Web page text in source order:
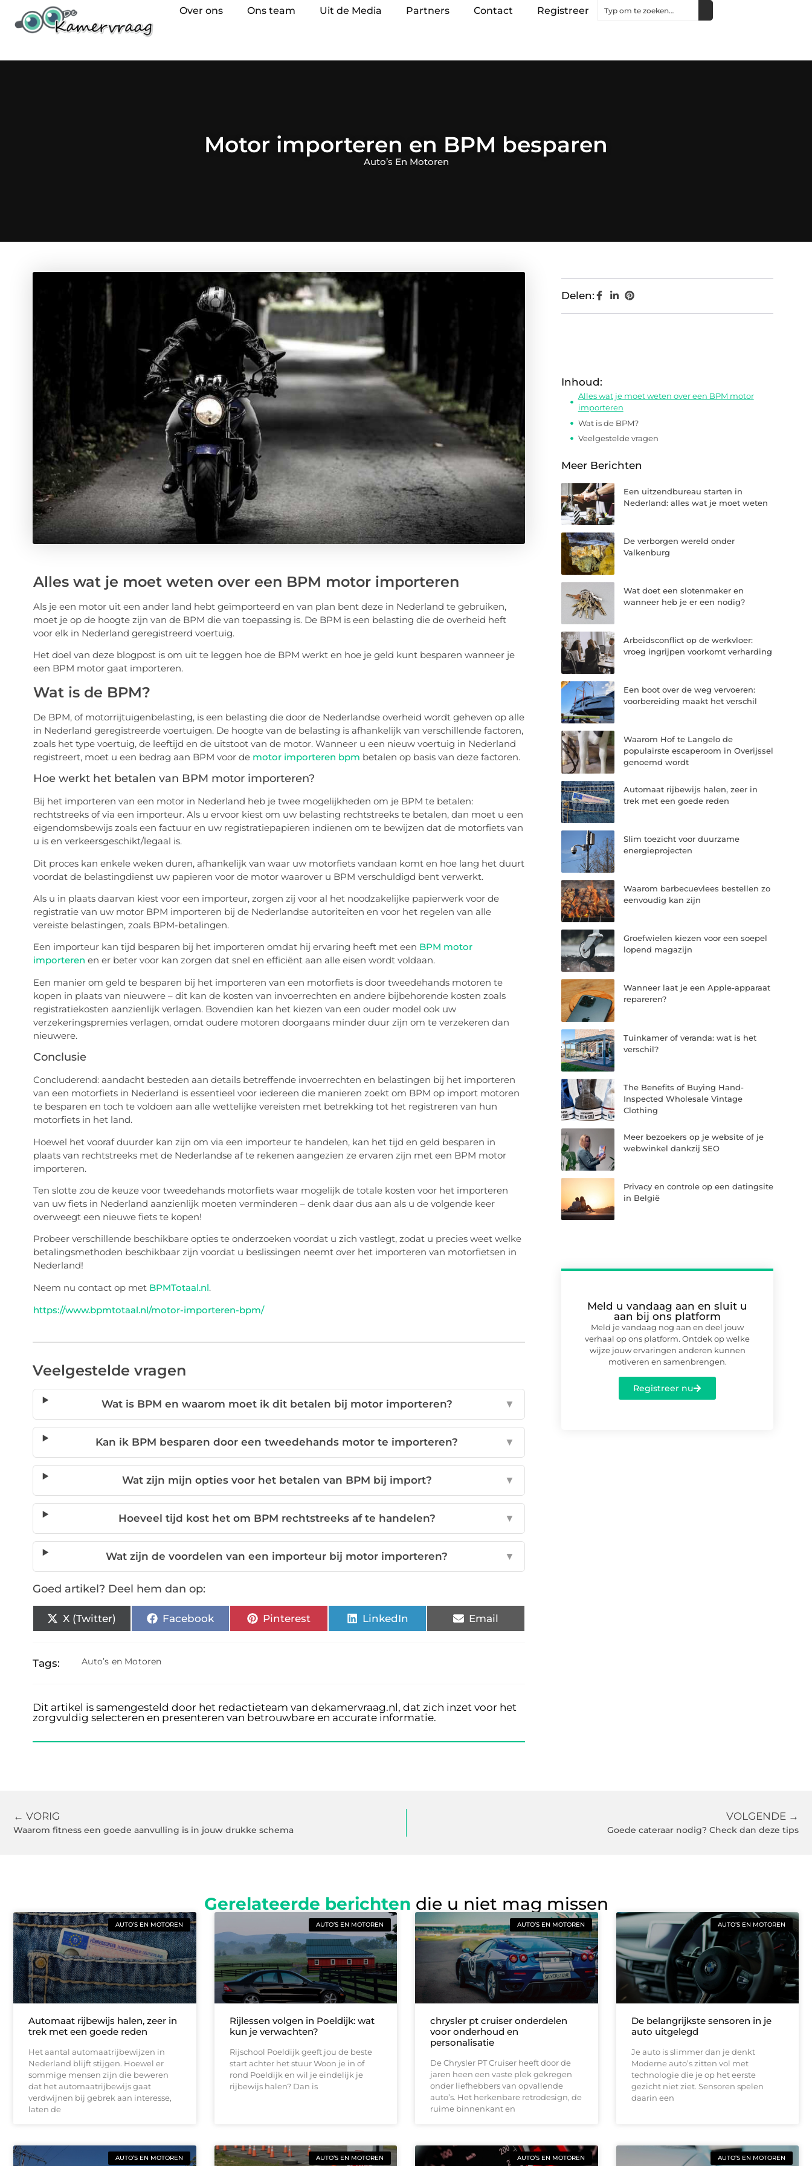
Over ons Ons team Uit de Media Partners Contact Registreer
Motor importeren en BPM besparen
Auto’s En Motoren
Alles wat je moet weten over een BPM motor importeren
Als je een motor uit een ander land hebt geïmporteerd en van plan bent deze in Nederland te gebruiken,
moet je op de hoogte zijn van de BPM die van toepassing is. De BPM is een belasting die de overheid heft
voor elk in Nederland geregistreerd voertuig.
Het doel van deze blogpost is om uit te leggen hoe de BPM werkt en hoe je geld kunt besparen wanneer je
een BPM motor gaat importeren.
Wat is de BPM?
De BPM, of motorrijtuigenbelasting, is een belasting die door de Nederlandse overheid wordt geheven op alle
in Nederland geregistreerde voertuigen. De hoogte van de belasting is afhankelijk van verschillende factoren,
zoals het type voertuig, de leeftijd en de uitstoot van de motor. Wanneer u een nieuw voertuig in Nederland
registreert, moet u een bedrag aan BPM voor de motor importeren bpm betalen op basis van deze factoren.
Hoe werkt het betalen van BPM motor importeren?
Bij het importeren van een motor in Nederland heb je twee mogelijkheden om je BPM te betalen:
rechtstreeks of via een importeur. Als u ervoor kiest om uw belasting rechtstreeks te betalen, dan moet u een
eigendomsbewijs zoals een factuur en uw registratiepapieren indienen om te bewijzen dat de motorfiets van
u is en verkeersgeschikt/legaal is.
Dit proces kan enkele weken duren, afhankelijk van waar uw motorfiets vandaan komt en hoe lang het duurt
voordat de belastingdienst uw papieren voor de motor waarover u BPM verschuldigd bent verwerkt.
Als u in plaats daarvan kiest voor een importeur, zorgen zij voor al het noodzakelijke papierwerk voor de
registratie van uw motor BPM importeren bij de Nederlandse autoriteiten en voor het regelen van alle
vereiste belastingen, zoals BPM-betalingen.
Een importeur kan tijd besparen bij het importeren omdat hij ervaring heeft met een BPM motor
importeren en er beter voor kan zorgen dat snel en efficiënt aan alle eisen wordt voldaan.
Een manier om geld te besparen bij het importeren van een motorfiets is door tweedehands motoren te
kopen in plaats van nieuwere – dit kan de kosten van invoerrechten en andere bijbehorende kosten zoals
registratiekosten aanzienlijk verlagen. Bovendien kan het kiezen van een ouder model ook uw
verzekeringspremies verlagen, omdat oudere motoren doorgaans minder duur zijn om te verzekeren dan
nieuwere.
Conclusie
Concluderend: aandacht besteden aan details betreffende invoerrechten en belastingen bij het importeren
van een motorfiets in Nederland is essentieel voor iedereen die manieren zoekt om BPM op import motoren
te besparen en toch te voldoen aan alle wettelijke vereisten met betrekking tot het registreren van hun
motorfiets in het land.
Hoewel het vooraf duurder kan zijn om via een importeur te handelen, kan het tijd en geld besparen in
plaats van rechtstreeks met de Nederlandse af te rekenen aangezien ze ervaren zijn met een BPM motor
importeren.
Ten slotte zou de keuze voor tweedehands motorfiets waar mogelijk de totale kosten voor het importeren
van uw fiets in Nederland aanzienlijk moeten verminderen – denk daar dus aan als u de volgende keer
overweegt een nieuwe fiets te kopen!
Probeer verschillende beschikbare opties te onderzoeken voordat u zich vastlegt, zodat u precies weet welke
betalingsmethoden beschikbaar zijn voordat u beslissingen neemt over het importeren van motorfietsen in
Nederland!
Neem nu contact op met BPMTotaal.nl.
https://www.bpmtotaal.nl/motor-importeren-bpm/
Veelgestelde vragen
Wat is BPM en waarom moet ik dit betalen bij motor importeren? ▼
Kan ik BPM besparen door een tweedehands motor te importeren? ▼
Wat zijn mijn opties voor het betalen van BPM bij import? ▼
Hoeveel tijd kost het om BPM rechtstreeks af te handelen? ▼
Wat zijn de voordelen van een importeur bij motor importeren? ▼
Goed artikel? Deel hem dan op:
X (Twitter) Facebook Pinterest LinkedIn Email
Tags: Auto’s en Motoren
Dit artikel is samengesteld door het redactieteam van dekamervraag.nl, dat zich inzet voor het
zorgvuldig selecteren en presenteren van betrouwbare en accurate informatie.
Delen:
Inhoud:
Alles wat je moet weten over een BPM motor
importeren
Wat is de BPM?
Veelgestelde vragen
Meer Berichten
Een uitzendbureau starten in
Nederland: alles wat je moet weten
De verborgen wereld onder
Valkenburg
Wat doet een slotenmaker en
wanneer heb je er een nodig?
Arbeidsconflict op de werkvloer:
vroeg ingrijpen voorkomt verharding
Een boot over de weg vervoeren:
voorbereiding maakt het verschil
Waarom Hof te Langelo de
populairste escaperoom in Overijssel
genoemd wordt
Automaat rijbewijs halen, zeer in
trek met een goede reden
Slim toezicht voor duurzame
energieprojecten
Waarom barbecuevlees bestellen zo
eenvoudig kan zijn
Groefwielen kiezen voor een soepel
lopend magazijn
Wanneer laat je een Apple-apparaat
repareren?
Tuinkamer of veranda: wat is het
verschil?
The Benefits of Buying Hand-
Inspected Wholesale Vintage
Clothing
Meer bezoekers op je website of je
webwinkel dankzij SEO
Privacy en controle op een datingsite
in België
Meld u vandaag aan en sluit u
aan bij ons platform
Meld je vandaag nog aan en deel jouw
verhaal op ons platform. Ontdek op welke
wijze jouw ervaringen anderen kunnen
motiveren en samenbrengen.
Registreer nu
← VORIG
Waarom fitness een goede aanvulling is in jouw drukke schema
VOLGENDE →
Goede cateraar nodig? Check dan deze tips
Gerelateerde berichten die u niet mag missen
AUTO’S EN MOTOREN
Automaat rijbewijs halen, zeer in
trek met een goede reden
Het aantal automaatrijbewijzen in
Nederland blijft stijgen. Hoewel er
sommige mensen zijn die beweren
dat het automaatrijbewijs gaat
verdwijnen bij gebrek aan interesse,
laten de
AUTO’S EN MOTOREN
Rijlessen volgen in Poeldijk: wat
kun je verwachten?
Rijschool Poeldijk geeft jou de beste
start achter het stuur Woon je in of
rond Poeldijk en wil je eindelijk je
rijbewijs halen? Dan is
AUTO’S EN MOTOREN
chrysler pt cruiser onderdelen
voor onderhoud en
personalisatie
De Chrysler PT Cruiser heeft door de
jaren heen een vaste plek gekregen
onder liefhebbers van opvallende
auto’s. Het herkenbare retrodesign, de
ruime binnenkant en
AUTO’S EN MOTOREN
De belangrijkste sensoren in je
auto uitgelegd
Je auto is slimmer dan je denkt
Moderne auto’s zitten vol met
technologie die je op het eerste
gezicht niet ziet. Sensoren spelen
daarin een
AUTO’S EN MOTOREN AUTO’S EN MOTOREN AUTO’S EN MOTOREN AUTO’S EN MOTOREN